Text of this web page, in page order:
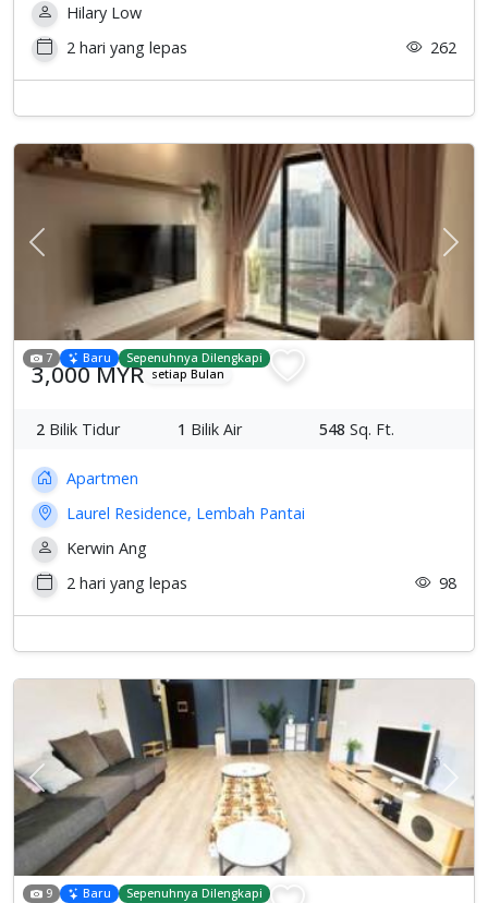
Hilary Low
2 hari yang lepas
262
Previous
7 Baru Sepenuhnya Dilengkapi
3,000 MYR setiap Bulan
2 Bilik Tidur 1 Bilik Air 548 Sq. Ft.
Apartmen
Laurel Residence, Lembah Pantai
Kerwin Ang
2 hari yang lepas
98
Previous
9 Baru Sepenuhnya Dilengkapi